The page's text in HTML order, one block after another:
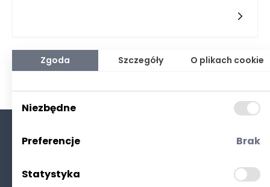
względu na rosnące ceny nieruchomości oraz wymagające
tym kontekście pożyczka hipoteczna dla firm Rzeszów staje
się jednym z narzędzi, które mogą znacznie ułatwić proces
nabywania nieruchomości. Dzięki korzystnemu finansowaniu
działalności, a inwestycje w nieruchomości mogą stać się
realnym krokiem ku stabilizacji oraz wzrostowi firmy.
Polityka prywatności
Zgoda Szczegóły O plikach cookie
Niezbędne
Preferencje Brak
Statystyka